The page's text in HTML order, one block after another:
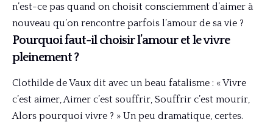
n’est-ce pas quand on choisit consciemment d’aimer à
nouveau qu’on rencontre parfois l’amour de sa vie ?
Pourquoi faut-il choisir l’amour et le vivre
pleinement ?
Clothilde de Vaux dit avec un beau fatalisme : « Vivre
c’est aimer, Aimer c’est souffrir, Souffrir c’est mourir,
Alors pourquoi vivre ? » Un peu dramatique, certes.